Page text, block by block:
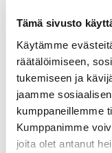
Tämä sivusto
Käytämme
räätälöimiseen,
tukemiseen ja
jaamme
kumppaneillemme
Kumppanimme
joita olet antanut